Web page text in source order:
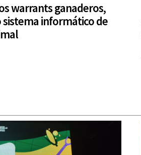
warrants ganaderos,
sistema informático de